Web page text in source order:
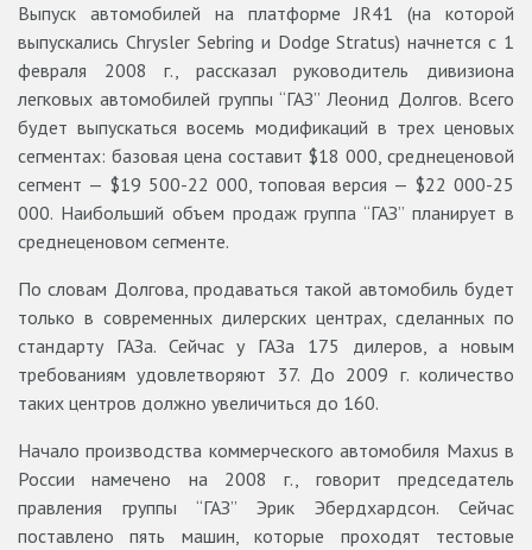
Выпуск автомобилей на платформе JR41 (на которой
выпускались Chrysler Sebring и Dodge Strаtus) начнется с 1
февраля 2008 г., рассказал руководитель дивизиона
легковых автомобилей группы “ГАЗ” Леонид Долгов. Всего
будет выпускаться восемь модификаций в трех ценовых
сегментах: базовая цена составит $18 000, среднеценовой
сегмент — $19 500-22 000, топовая версия — $22 000-25
000. Наибольший объем продаж группа “ГАЗ” планирует в
среднеценовом сегменте.
По словам Долгова, продаваться такой автомобиль будет
только в современных дилерских центрах, сделанных по
стандарту ГАЗа. Сейчас у ГАЗа 175 дилеров, а новым
требованиям удовлетворяют 37. До 2009 г. количество
таких центров должно увеличиться до 160.
Начало производства коммерческого автомобиля Maxus в
России намечено на 2008 г., говорит председатель
правления группы “ГАЗ” Эрик Эбердхардсон. Сейчас
поставлено пять машин, которые проходят тестовые